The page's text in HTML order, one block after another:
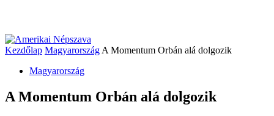
Kezdőlap Magyarország A Momentum Orbán alá dolgozik
Magyarország
A Momentum Orbán alá dolgozik